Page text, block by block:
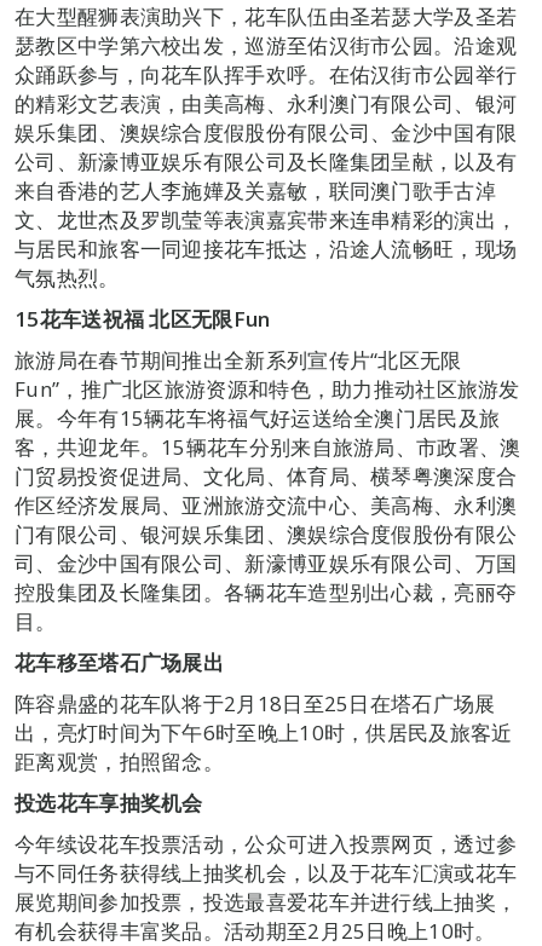
在大型醒狮表演助兴下，花车队伍由圣若瑟大学及圣若
瑟教区中学第六校出发，巡游至佑汉街市公园。沿途观
众踊跃参与，向花车队挥手欢呼。在佑汉街市公园举行
的精彩文艺表演，由美高梅、永利澳门有限公司、银河
娱乐集团、澳娱综合度假股份有限公司、金沙中国有限
公司、新濠博亚娱乐有限公司及长隆集团呈献，以及有
来自香港的艺人李施嬅及关嘉敏，联同澳门歌手古淖
文、龙世杰及罗凯莹等表演嘉宾带来连串精彩的演出，
与居民和旅客一同迎接花车抵达，沿途人流畅旺，现场
气氛热烈。
15花车送祝福 北区无限Fun
旅游局在春节期间推出全新系列宣传片“北区无限
Fun”，推广北区旅游资源和特色，助力推动社区旅游发
展。今年有15辆花车将福气好运送给全澳门居民及旅
客，共迎龙年。15辆花车分别来自旅游局、市政署、澳
门贸易投资促进局、文化局、体育局、横琴粤澳深度合
作区经济发展局、亚洲旅游交流中心、美高梅、永利澳
门有限公司、银河娱乐集团、澳娱综合度假股份有限公
司、金沙中国有限公司、新濠博亚娱乐有限公司、万国
控股集团及长隆集团。各辆花车造型别出心裁，亮丽夺
目。
花车移至塔石广场展出
阵容鼎盛的花车队将于2月18日至25日在塔石广场展
出，亮灯时间为下午6时至晚上10时，供居民及旅客近
距离观赏，拍照留念。
投选花车享抽奖机会
今年续设花车投票活动，公众可进入投票网页，透过参
与不同任务获得线上抽奖机会，以及于花车汇演或花车
展览期间参加投票，投选最喜爱花车并进行线上抽奖，
有机会获得丰富奖品。活动期至2月25日晚上10时。